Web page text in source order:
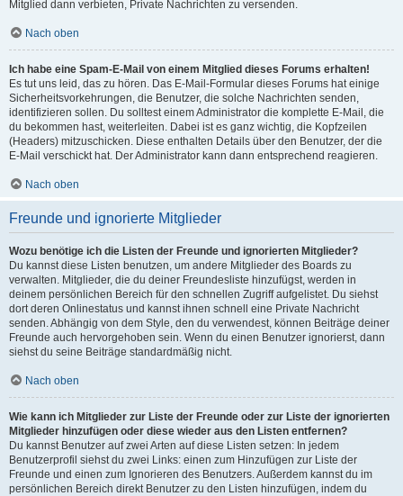
Mitglied dann verbieten, Private Nachrichten zu versenden.
Nach oben
Ich habe eine Spam-E-Mail von einem Mitglied dieses Forums erhalten!
Es tut uns leid, das zu hören. Das E-Mail-Formular dieses Forums hat einige
Sicherheitsvorkehrungen, die Benutzer, die solche Nachrichten senden,
identifizieren sollen. Du solltest einem Administrator die komplette E-Mail, die
du bekommen hast, weiterleiten. Dabei ist es ganz wichtig, die Kopfzeilen
(Headers) mitzuschicken. Diese enthalten Details über den Benutzer, der die
E-Mail verschickt hat. Der Administrator kann dann entsprechend reagieren.
Nach oben
Freunde und ignorierte Mitglieder
Wozu benötige ich die Listen der Freunde und ignorierten Mitglieder?
Du kannst diese Listen benutzen, um andere Mitglieder des Boards zu
verwalten. Mitglieder, die du deiner Freundesliste hinzufügst, werden in
deinem persönlichen Bereich für den schnellen Zugriff aufgelistet. Du siehst
dort deren Onlinestatus und kannst ihnen schnell eine Private Nachricht
senden. Abhängig von dem Style, den du verwendest, können Beiträge deiner
Freunde auch hervorgehoben sein. Wenn du einen Benutzer ignorierst, dann
siehst du seine Beiträge standardmäßig nicht.
Nach oben
Wie kann ich Mitglieder zur Liste der Freunde oder zur Liste der ignorierten
Mitglieder hinzufügen oder diese wieder aus den Listen entfernen?
Du kannst Benutzer auf zwei Arten auf diese Listen setzen: In jedem
Benutzerprofil siehst du zwei Links: einen zum Hinzufügen zur Liste der
Freunde und einen zum Ignorieren des Benutzers. Außerdem kannst du im
persönlichen Bereich direkt Benutzer zu den Listen hinzufügen, indem du